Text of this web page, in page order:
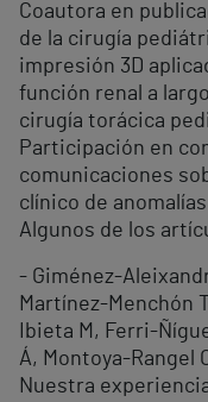
Coautora en
de la cirugía
impresión 3D
función renal a
cirugía torácica
Participación en
comunicaciones
clínico de
Algunos de los
- Giménez-
Martínez-Menchón
Ibieta M, Ferri-
Á, Montoya-Rangel
Nuestra